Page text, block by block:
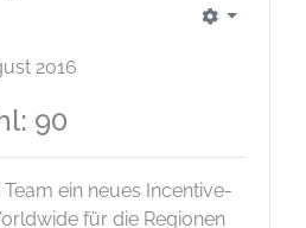
2016
90
ein neues Incentive-
für die Regionen